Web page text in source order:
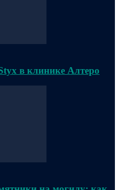
в клинике Алтеро